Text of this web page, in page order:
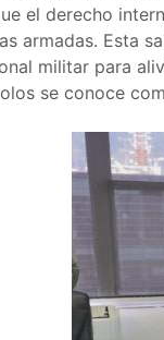
el derecho
armadas. Esta
militar para
se conoce